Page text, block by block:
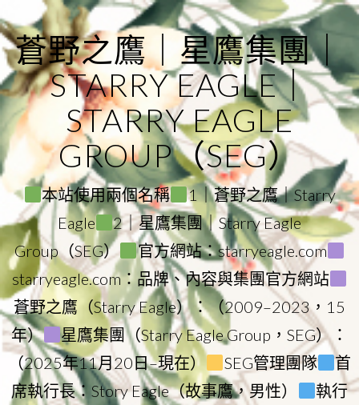
to
content
蒼野之鷹｜星鷹集團｜
STARRY EAGLE｜
STARRY EAGLE
GROUP（SEG）
本站使用兩個名稱
1｜蒼野之鷹｜Starry
Eagle
2｜星鷹集團｜Starry Eagle
Group（SEG）
官方網站：starryeagle.com
starryeagle.com：品牌、內容與集團官方網站
蒼野之鷹（Starry Eagle）：（2009–2023，15
年）
星鷹集團（Starry Eagle Group，SEG）：
（2025年11月20日–現在）
SEG管理團隊
首
席執行長：Story Eagle（故事鷹，男性）
執行